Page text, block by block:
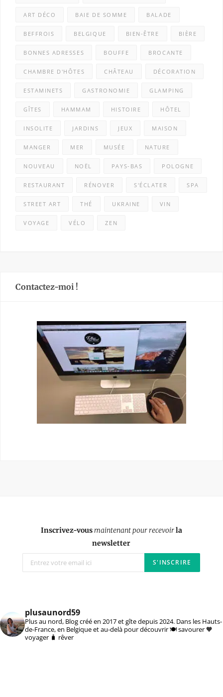
ART DÉCO BAIE DE SOMME BALADE
BEFFROIS BELGIQUE BIEN-ÊTRE BIÈRE
BONNES ADRESSES BOUFFE BROCANTE
CHAMBRE D'HÔTES CHÂTEAU DÉCORATION
ESTAMINETS GASTRONOMIE GLAMPING
GÎTES HAMMAM HISTOIRE HÔTEL
INSOLITE JARDINS JEUX MAISON
MANGER MER MUSÉE NATURE
NOUVEAU NOËL PAYS-BAS POLOGNE
RESTAURANT RÉNOVER S'ÉCLATER SPA
STREET ART THÉ UKRAINE VIN
VOYAGE VÉLO ZEN
Contactez-moi !
Inscrivez-vousmaintenant pour recevoirla
newsletter
plusaunord59
Plus au nord, Blog créé en 2017 et gîte depuis 2024. Dans les Hauts-
de-France, en Belgique et au-delà pour découvrir 🍽️ savourer 🧡
voyager 🧳 rêver